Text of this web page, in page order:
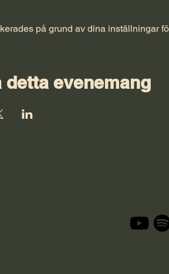
på grund av dina inställningar
detta evenemang